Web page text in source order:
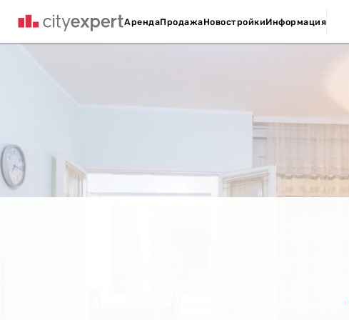
АрендаПродажаНовостройкиИнформация